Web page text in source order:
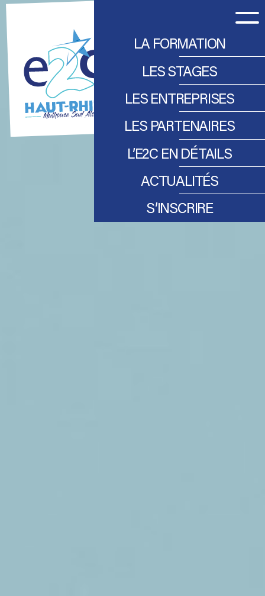
LA FORMATION
LES STAGES
LES ENTREPRISES
RECRUTER UN STAGIAIRE
DEVENIR PARTENAIRE
LES ENTREPRISES TÉMOIGNENT
LES PARTENAIRES
L’E2C EN DÉTAILS
NOTRE ÉQUIPE
NOS RÉSULTATS
LES TÉMOIGNAGES
ACTUALITÉS
S’INSCRIRE